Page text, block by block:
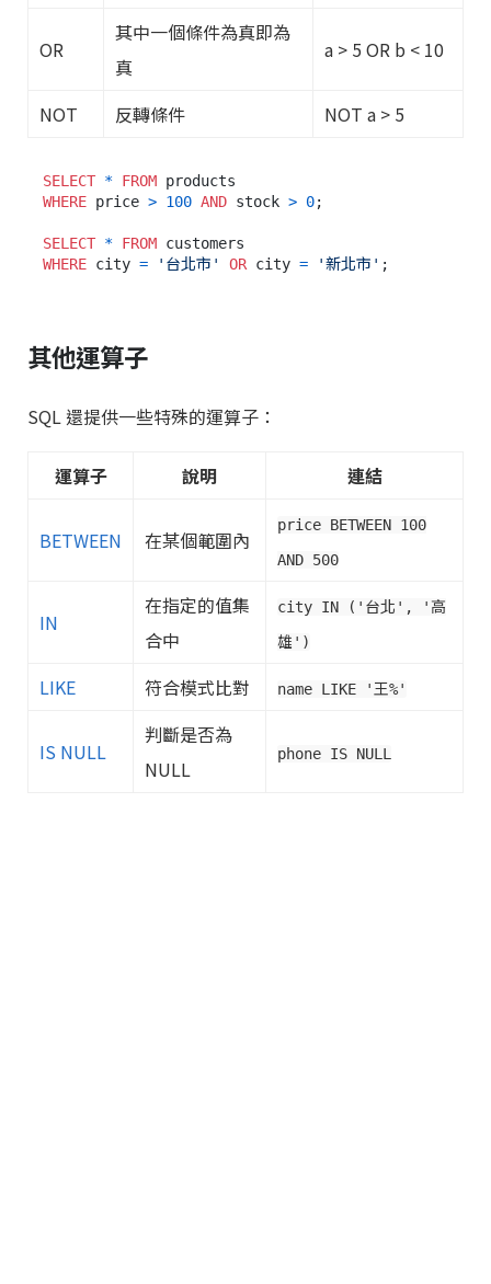
OR
其中一個條件為真即為
真
a > 5 OR b < 10
NOT 反轉條件 NOT a > 5
SELECT * FROM
WHERE price > 100 AND stock > 0;
SELECT * FROM
WHERE city = '台北市' OR city = '新北市'
其他運算子
SQL 還提供一些特殊的運算子：
運算子 說明 連結
BETWEEN 在某個範圍內
price BETWEEN 100
AND 500
IN
在指定的值集
合中
city IN ('台北', '高
雄')
LIKE 符合模式比對 name LIKE '王%'
IS NULL
判斷是否為
NULL
phone IS NULL